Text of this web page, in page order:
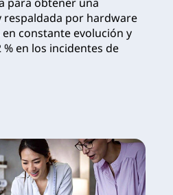
por hardware
constante evolución y
en los incidentes de